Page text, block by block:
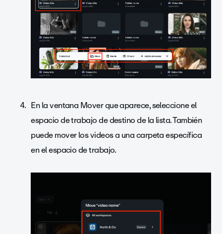
En la ventana Mover que aparece, seleccione el
espacio de trabajo de destino de la lista. También
puede mover los videos a una carpeta específica
en el espacio de trabajo.